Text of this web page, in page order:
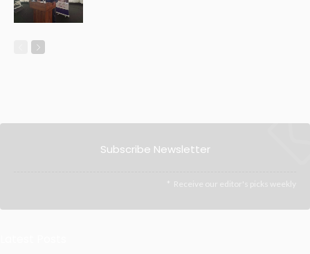
Subscribe Newsletter
Receive our editor's picks weekly